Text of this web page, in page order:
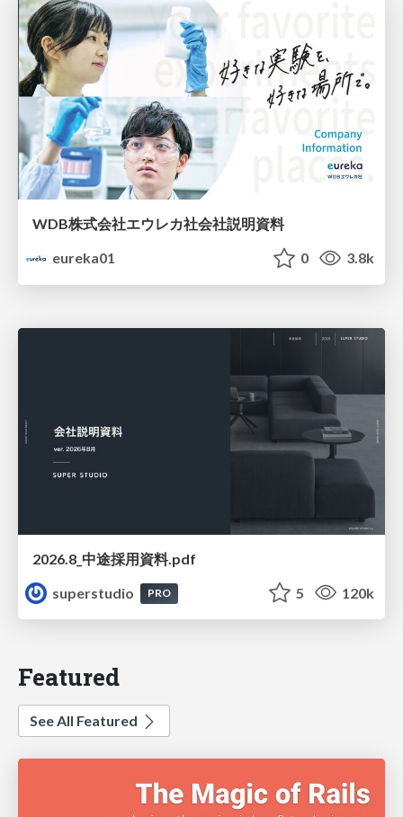
WDB株式会社エウレカ社会社説明資料
eureka01
0 3.8k
2026.8_中途採用資料.pdf
superstudio
PRO 5 120k
Featured
See All Featured